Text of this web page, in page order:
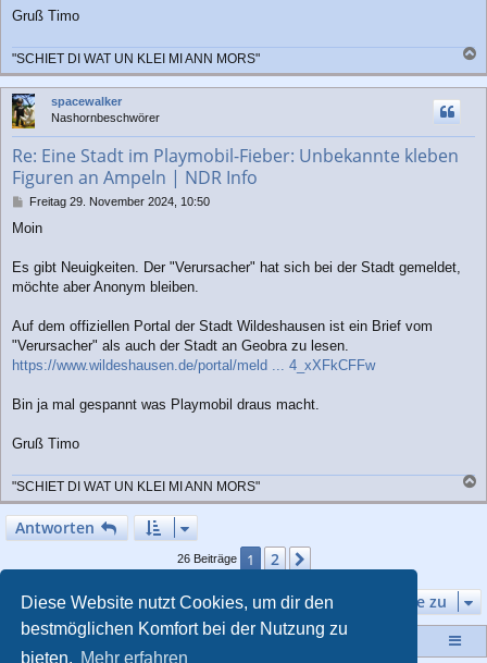
Diese Website nutzt Cookies, um dir den
bestmöglichen Komfort bei der Nutzung zu
bieten. Mehr erfahren
Gruß Timo
"SCHIET DI WAT UN KLEI MI ANN MORS"
a
c
spacewalker
Nashornbeschwörer
Re: Eine Stadt im Playmobil-Fieber: Unbekannte kleben
Figuren an Ampeln | NDR Info
B
i
r
a
Freitag 29. November 2024, 10:50
Moin
Es gibt Neuigkeiten. Der "Verursacher" hat sich bei der Stadt gemeldet,
möchte aber Anonym bleiben.
Auf dem offiziellen Portal der Stadt Wildeshausen ist ein Brief vom
"Verursacher" als auch der Stadt an Geobra zu lesen.
https://www.wildeshausen.de/portal/meld ... 4_xXFkCFFw
Bin ja mal gespannt was Playmobil draus macht.
Gruß Timo
"SCHIET DI WAT UN KLEI MI ANN MORS"
a
e
Antworten
26 Beiträge 1 2
Gehe zu
Startseite